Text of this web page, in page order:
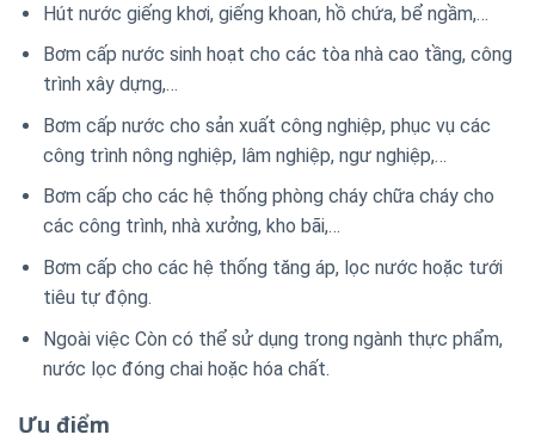
Hút nước giếng khơi, giếng khoan, hồ chứa, bể ngầm,…
Bơm cấp nước sinh hoạt cho các tòa nhà cao tầng, công
trình xây dựng,…
Bơm cấp nước cho sản xuất công nghiệp, phục vụ các
công trình nông nghiệp, lâm nghiệp, ngư nghiệp,…
Bơm cấp cho các hệ thống phòng cháy chữa cháy cho
các công trình, nhà xưởng, kho bãi,…
Bơm cấp cho các hệ thống tăng áp, lọc nước hoặc tưới
tiêu tự động.
Ngoài việc Còn có thể sử dụng trong ngành thực phẩm,
nước lọc đóng chai hoặc hóa chất.
Ưu điểm